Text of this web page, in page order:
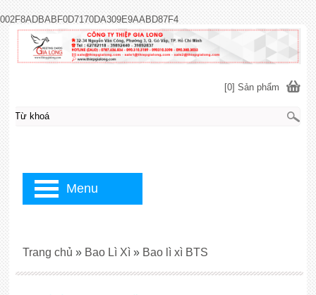
002F8ADBABF0D7170DA309E9AABD87F4
Trang chủ » Bao Lì Xì » Bao lì xì BTS
[0] Sản phẩm
Menu